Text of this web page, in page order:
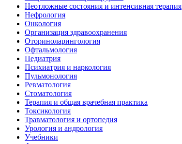
Неотложные состояния и интенсивная терапия
Нефрология
Онкология
Организация здравоохранения
Оториноларингология
Офтальмология
Педиатрия
Психиатрия и наркология
Пульмонология
Ревматология
Стоматология
Терапия и общая врачебная практика
Токсикология
Травматология и ортопедия
Урология и андрология
Учебники